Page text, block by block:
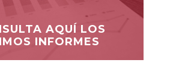
AQUÍ LOS
INFORMES